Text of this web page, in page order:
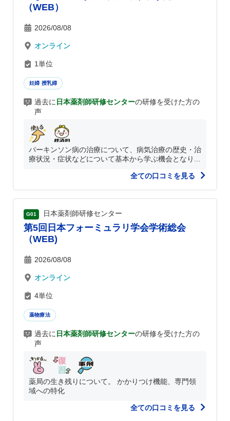
（WEB）
2026/08/08
オンライン
1単位
妊婦 授乳婦
過去に 日本薬剤師研修センターの研修を受けた方の
声
パーキンソン病の治療について、病気治療の歴史・治
療状況・症状などについて基本から学ぶ機会となり...
全ての口コミを見る
G01 日本薬剤師研修センター
第5回日本フォーミュラリ学会学術総会
（WEB)
2026/08/08
オンライン
4単位
薬物療法
過去に 日本薬剤師研修センターの研修を受けた方の
声
薬局の生き残りについて。 かかりつけ機能、専門領
域への特化
全ての口コミを見る